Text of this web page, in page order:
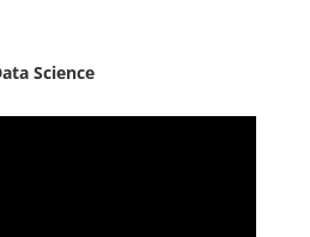
Science